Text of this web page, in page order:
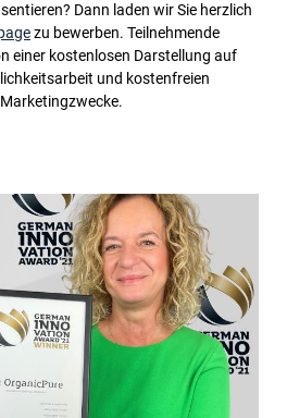
Dann laden wir Sie herzlich
zu bewerben. Teilnehmende
einer kostenlosen Darstellung auf
und kostenfreien